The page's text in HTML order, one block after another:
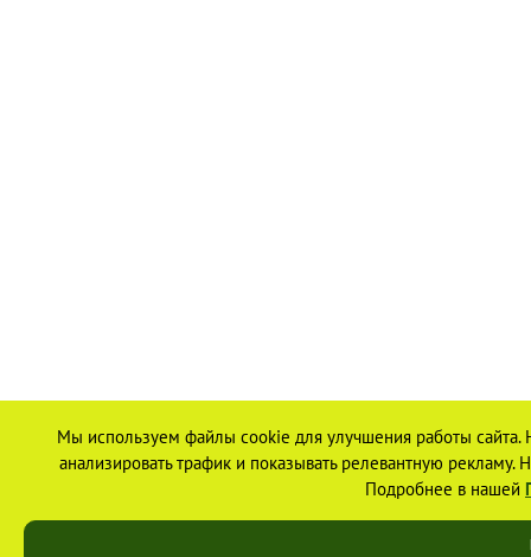
Мы используем файлы cookie для улучшения работы
анализировать трафик и показывать релевантную
Подробнее в нашей